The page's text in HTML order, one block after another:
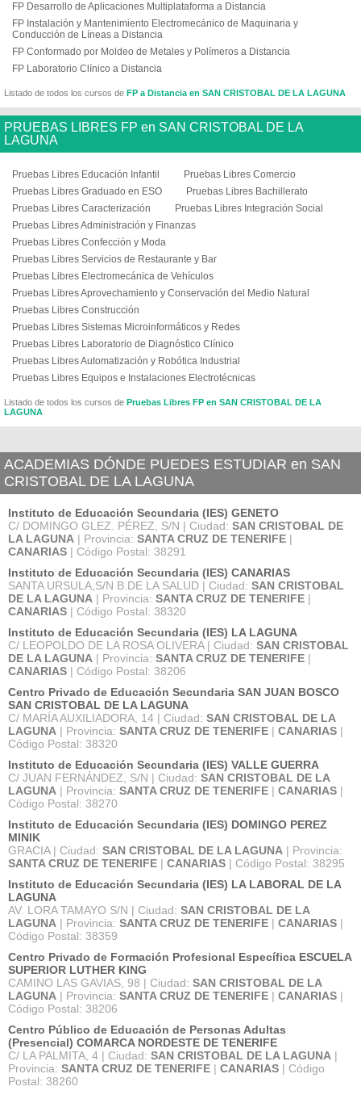
FP Desarrollo de Aplicaciones Multiplataforma a Distancia
FP Instalación y Mantenimiento Electromecánico de Maquinaria y
Conducción de Líneas a Distancia
FP Conformado por Moldeo de Metales y Polímeros a Distancia
FP Laboratorio Clínico a Distancia
Listado de todos los cursos de FP a Distancia en SAN CRISTOBAL DE LA LAGUNA
PRUEBAS LIBRES FP en SAN CRISTOBAL DE LA
LAGUNA
Pruebas Libres Educación Infantil
Pruebas Libres Comercio
Pruebas Libres Graduado en ESO
Pruebas Libres Bachillerato
Pruebas Libres Caracterización
Pruebas Libres Integración Social
Pruebas Libres Administración y Finanzas
Pruebas Libres Confección y Moda
Pruebas Libres Servicios de Restaurante y Bar
Pruebas Libres Electromecánica de Vehículos
Pruebas Libres Aprovechamiento y Conservación del Medio Natural
Pruebas Libres Construcción
Pruebas Libres Sistemas Microinformáticos y Redes
Pruebas Libres Laboratorio de Diagnóstico Clínico
Pruebas Libres Automatización y Robótica Industrial
Pruebas Libres Equipos e Instalaciones Electrotécnicas
Listado de todos los cursos de Pruebas Libres FP en SAN CRISTOBAL DE LA
LAGUNA
ACADEMIAS DÓNDE PUEDES ESTUDIAR en SAN
CRISTOBAL DE LA LAGUNA
Instituto de Educación Secundaria (IES) GENETO
C/ DOMINGO GLEZ. PÉREZ, S/N | Ciudad: SAN CRISTOBAL DE
LA LAGUNA | Provincia: SANTA CRUZ DE TENERIFE |
CANARIAS | Código Postal: 38291
Instituto de Educación Secundaria (IES) CANARIAS
SANTA URSULA,S/N B.DE LA SALUD | Ciudad: SAN CRISTOBAL
DE LA LAGUNA | Provincia: SANTA CRUZ DE TENERIFE |
CANARIAS | Código Postal: 38320
Instituto de Educación Secundaria (IES) LA LAGUNA
C/ LEOPOLDO DE LA ROSA OLIVERA | Ciudad: SAN CRISTOBAL
DE LA LAGUNA | Provincia: SANTA CRUZ DE TENERIFE |
CANARIAS | Código Postal: 38206
Centro Privado de Educación Secundaria SAN JUAN BOSCO
SAN CRISTOBAL DE LA LAGUNA
C/ MARÍA AUXILIADORA, 14 | Ciudad: SAN CRISTOBAL DE LA
LAGUNA | Provincia: SANTA CRUZ DE TENERIFE | CANARIAS |
Código Postal: 38320
Instituto de Educación Secundaria (IES) VALLE GUERRA
C/ JUAN FERNÁNDEZ, S/N | Ciudad: SAN CRISTOBAL DE LA
LAGUNA | Provincia: SANTA CRUZ DE TENERIFE | CANARIAS |
Código Postal: 38270
Instituto de Educación Secundaria (IES) DOMINGO PEREZ
MINIK
GRACIA | Ciudad: SAN CRISTOBAL DE LA LAGUNA | Provincia:
SANTA CRUZ DE TENERIFE | CANARIAS | Código Postal: 38295
Instituto de Educación Secundaria (IES) LA LABORAL DE LA
LAGUNA
AV. LORA TAMAYO S/N | Ciudad: SAN CRISTOBAL DE LA
LAGUNA | Provincia: SANTA CRUZ DE TENERIFE | CANARIAS |
Código Postal: 38359
Centro Privado de Formación Profesional Específica ESCUELA
SUPERIOR LUTHER KING
CAMINO LAS GAVIAS, 98 | Ciudad: SAN CRISTOBAL DE LA
LAGUNA | Provincia: SANTA CRUZ DE TENERIFE | CANARIAS |
Código Postal: 38206
Centro Público de Educación de Personas Adultas
(Presencial) COMARCA NORDESTE DE TENERIFE
C/ LA PALMITA, 4 | Ciudad: SAN CRISTOBAL DE LA LAGUNA |
Provincia: SANTA CRUZ DE TENERIFE | CANARIAS | Código
Postal: 38260